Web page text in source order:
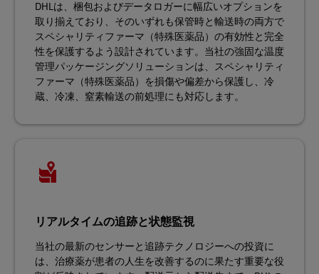
DHLは、梱包およびデータロガーに幅広いオプションを
取り揃えており、そのいずれも保管時と輸送時の両方で
スペシャリティファーマ（特殊医薬品）の有効性と完全
性を保護するよう設計されています。当社の強固な温度
管理パッケージングソリューションは、スペシャリティ
ファーマ（特殊医薬品）を損傷や偏差から保護し、冷
蔵、冷凍、窒素輸送の前処理にも対応します。
リアルタイムの追跡と状態監視
当社の最新のセンサーと追跡テクノロジーへの投資に
は、治療薬が患者の人生を改善するのに果たす重要な役